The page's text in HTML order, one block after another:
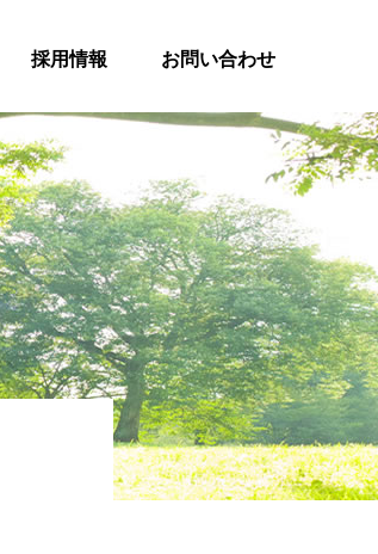
お問い合わせ
採用情報